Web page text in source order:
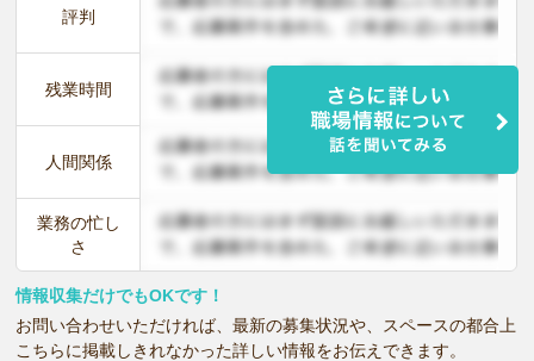
評判
残業時間
人間関係
業務の忙し
さ
情報収集だけでもOKです！
お問い合わせいただければ、最新の募集状況や、スペースの都合上
こちらに掲載しきれなかった詳しい情報をお伝えできます。